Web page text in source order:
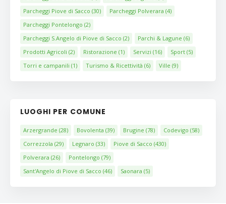
Parcheggi Piove di Sacco (30) Parcheggi Polverara (4)
Parcheggi Pontelongo (2)
Parcheggi S.Angelo di Piove di Sacco (2) Parchi & Lagune (6)
Prodotti Agricoli (2) Ristorazione (1) Servizi (16) Sport (5)
Torri e campanili (1) Turismo & Ricettività (6) Ville (9)
LUOGHI PER COMUNE
Arzergrande (28) Bovolenta (39) Brugine (78) Codevigo (58)
Correzzola (29) Legnaro (33) Piove di Sacco (430)
Polverara (26) Pontelongo (79)
Sant'Angelo di Piove di Sacco (46) Saonara (5)